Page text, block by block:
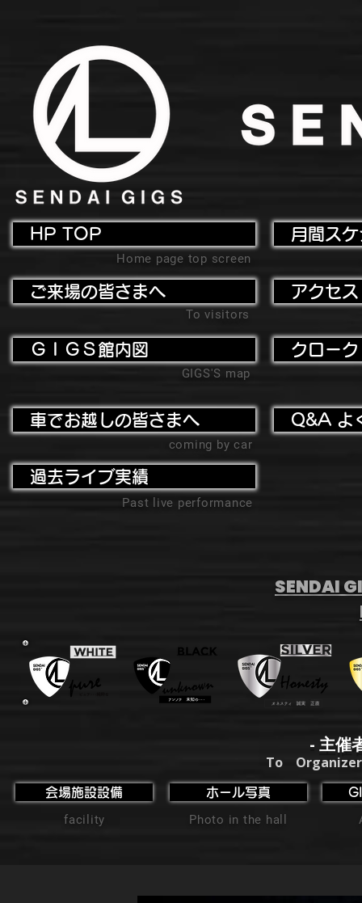
HP TOP
Home page top screen
ご来場の皆さまへ
To visitors
ＧＩＧＳ館内図
GIGS'S map
月間ス
アクセ
クローク
車でお越しの皆さまへ
coming by car
過去ライブ実績
Past live performance
Q&A よ
SENDAI
- 主催
To
会場施設設備
facility
ホール写真
Photo in the hall